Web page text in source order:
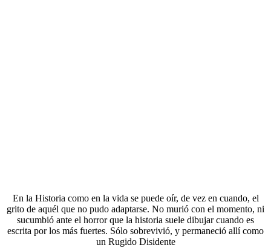
En la Historia como en la vida se puede oír, de vez en cuando, el
grito de aquél que no pudo adaptarse. No murió con el momento, ni
sucumbió ante el horror que la historia suele dibujar cuando es
escrita por los más fuertes. Sólo sobrevivió, y permaneció allí como
un Rugido Disidente